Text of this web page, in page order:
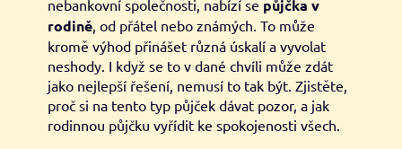
nebankovní společnosti, nabízí se půjčka v
rodině, od přátel nebo známých. To může
kromě výhod přinášet různá úskalí a vyvolat
neshody. I když se to v dané chvíli může zdát
jako nejlepší řešení, nemusí to tak být. Zjistěte,
proč si na tento typ půjček dávat pozor, a jak
rodinnou půjčku vyřídit ke spokojenosti všech.